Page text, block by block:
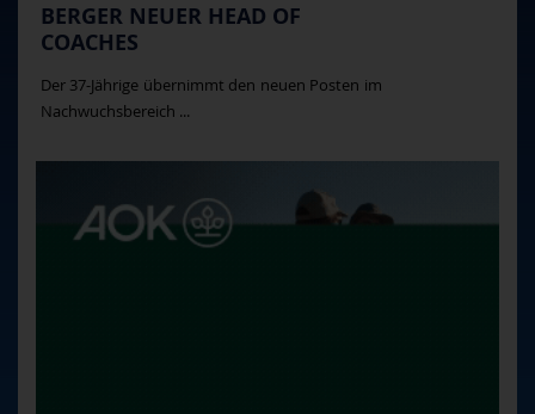
BERGER NEUER HEAD OF
COACHES
Der 37-Jährige übernimmt den neuen Posten im
Nachwuchsbereich ...